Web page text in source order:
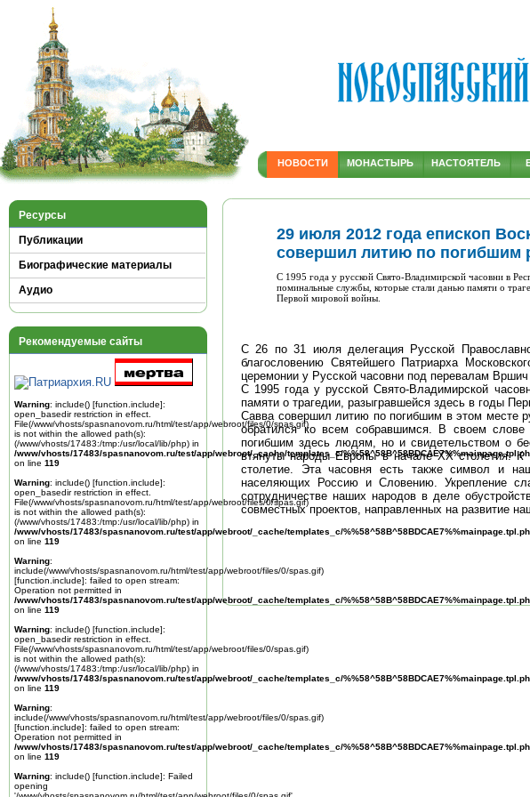
29 июля 2012 года епископ
совершил литию по погибшим
С 1995 года у русской Свято-Владимирской часовни в
поминальные службы, которые стали данью памяти о
Первой мировой войны.
С 26 по 31 июля делегация Русской
благословению Святейшего Патриарха
церемонии у Русской часовни под перевалам
С 1995 года у русской Свято-Владимирской
памяти о трагедии, разыгравшейся здесь в годы
Савва совершил литию по погибшим в этом месте
обратился ко всем собравшимся. В своем слове
погибшим здесь людям, но и свидетельством о
втянуты народы Европы в начале ХХ столетия.
столетие. Эта часовня есть также символ и
населяющих Россию и Словению. Укрепление
сотрудничестве наших народов в деле
совместных проектов, направленных на развитие
НОВОСТИ МОНАСТЫРЬ НАСТОЯТЕЛЬ
Ресурсы
Публикации
Биографические материалы
Аудио
Рекомендуемые сайты
Warning: include() [function.include]:
open_basedir restriction in effect.
File(/www/vhosts/spasnanovom.ru/html/test/app/webroot/files/0/spas.gif)
is not within the allowed path(s):
(/www/vhosts/17483:/tmp:/usr/local/lib/php) in
/www/vhosts/17483/spasnanovom.ru/test/app/webroot/_cache/templates_c/
on line 119
Warning: include() [function.include]:
open_basedir restriction in effect.
File(/www/vhosts/spasnanovom.ru/html/test/app/webroot/files/0/spas.gif)
is not within the allowed path(s):
(/www/vhosts/17483:/tmp:/usr/local/lib/php) in
/www/vhosts/17483/spasnanovom.ru/test/app/webroot/_cache/templates_c/
on line 119
Warning:
include(/www/vhosts/spasnanovom.ru/html/test/app/webroot/files/0/spas.gif)
[function.include]: failed to open stream:
Operation not permitted in
/www/vhosts/17483/spasnanovom.ru/test/app/webroot/_cache/templates_c/
on line 119
Warning: include() [function.include]:
open_basedir restriction in effect.
File(/www/vhosts/spasnanovom.ru/html/test/app/webroot/files/0/spas.gif)
is not within the allowed path(s):
(/www/vhosts/17483:/tmp:/usr/local/lib/php) in
/www/vhosts/17483/spasnanovom.ru/test/app/webroot/_cache/templates_c/
on line 119
Warning:
include(/www/vhosts/spasnanovom.ru/html/test/app/webroot/files/0/spas.gif)
[function.include]: failed to open stream:
Operation not permitted in
/www/vhosts/17483/spasnanovom.ru/test/app/webroot/_cache/templates_c/
on line 119
Warning: include() [function.include]: Failed
opening